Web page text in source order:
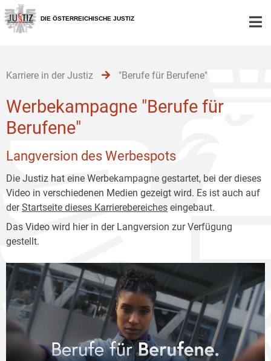
Zur
Hauptnavigation
[1]
Zum
Inhalt
[2]
Zum
Untermenü
[3]
DIE ÖSTERREICHISCHE JUSTIZ
Karriere in der Justiz "Berufe für Berufene"
Werbekampagne "Berufe für
Berufene"
Langversion des Werbespots
Die Justiz hat eine Werbekampagne gestartet, bei der dieses
Video in verschiedenen Medien gezeigt wird. Es ist auch auf
derStartseite dieses Karrierebereiches eingebaut.
Das Video wird hier in der Langversion zur Verfügung
gestellt.